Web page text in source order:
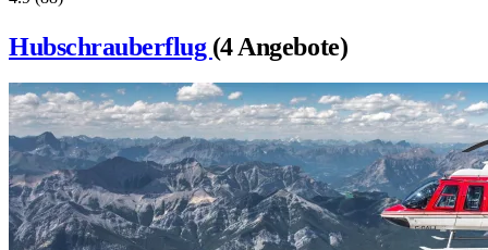
Hubschrauberflug (4 Angebote)